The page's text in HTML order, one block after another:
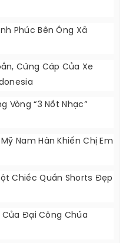
Phúc Bên Ông Xã
Cứng Cáp Của Xe
Vòng “3 Nốt Nhạc”
Nam Hàn Khiến Chị Em
Chiếc Quần Shorts Đẹp
Của Đại Công Chúa